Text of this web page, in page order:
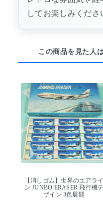
してお楽しみくださ
この商品を見た人
【消しゴム】世界のエアライ
ン JUNBO ERASER 飛行機
ザイン 3色展開